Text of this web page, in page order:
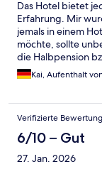
Das Hotel bietet
Erfahrung. Mir
jemals in einem
möchte, sollte
die Halbpension
unvergesslicher
Anreise zur
kostenfreien
und Bahnstationen
unvergessliche
Kai, Aufenthalt
Verifizierte Bewertung
6/10 – Gut
27. Jan. 2026